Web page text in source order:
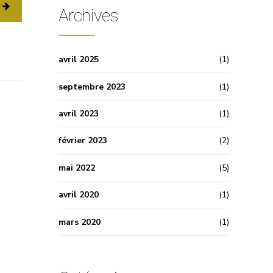
Archives
avril 2025 (1)
septembre 2023 (1)
avril 2023 (1)
février 2023 (2)
mai 2022 (5)
avril 2020 (1)
mars 2020 (1)